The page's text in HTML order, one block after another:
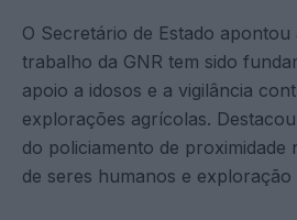
O Secretário de Estado apontou
trabalho da GNR tem sido
apoio a idosos e a vigilância
explorações agrícolas.
do policiamento de proximidade
de seres humanos e exploração